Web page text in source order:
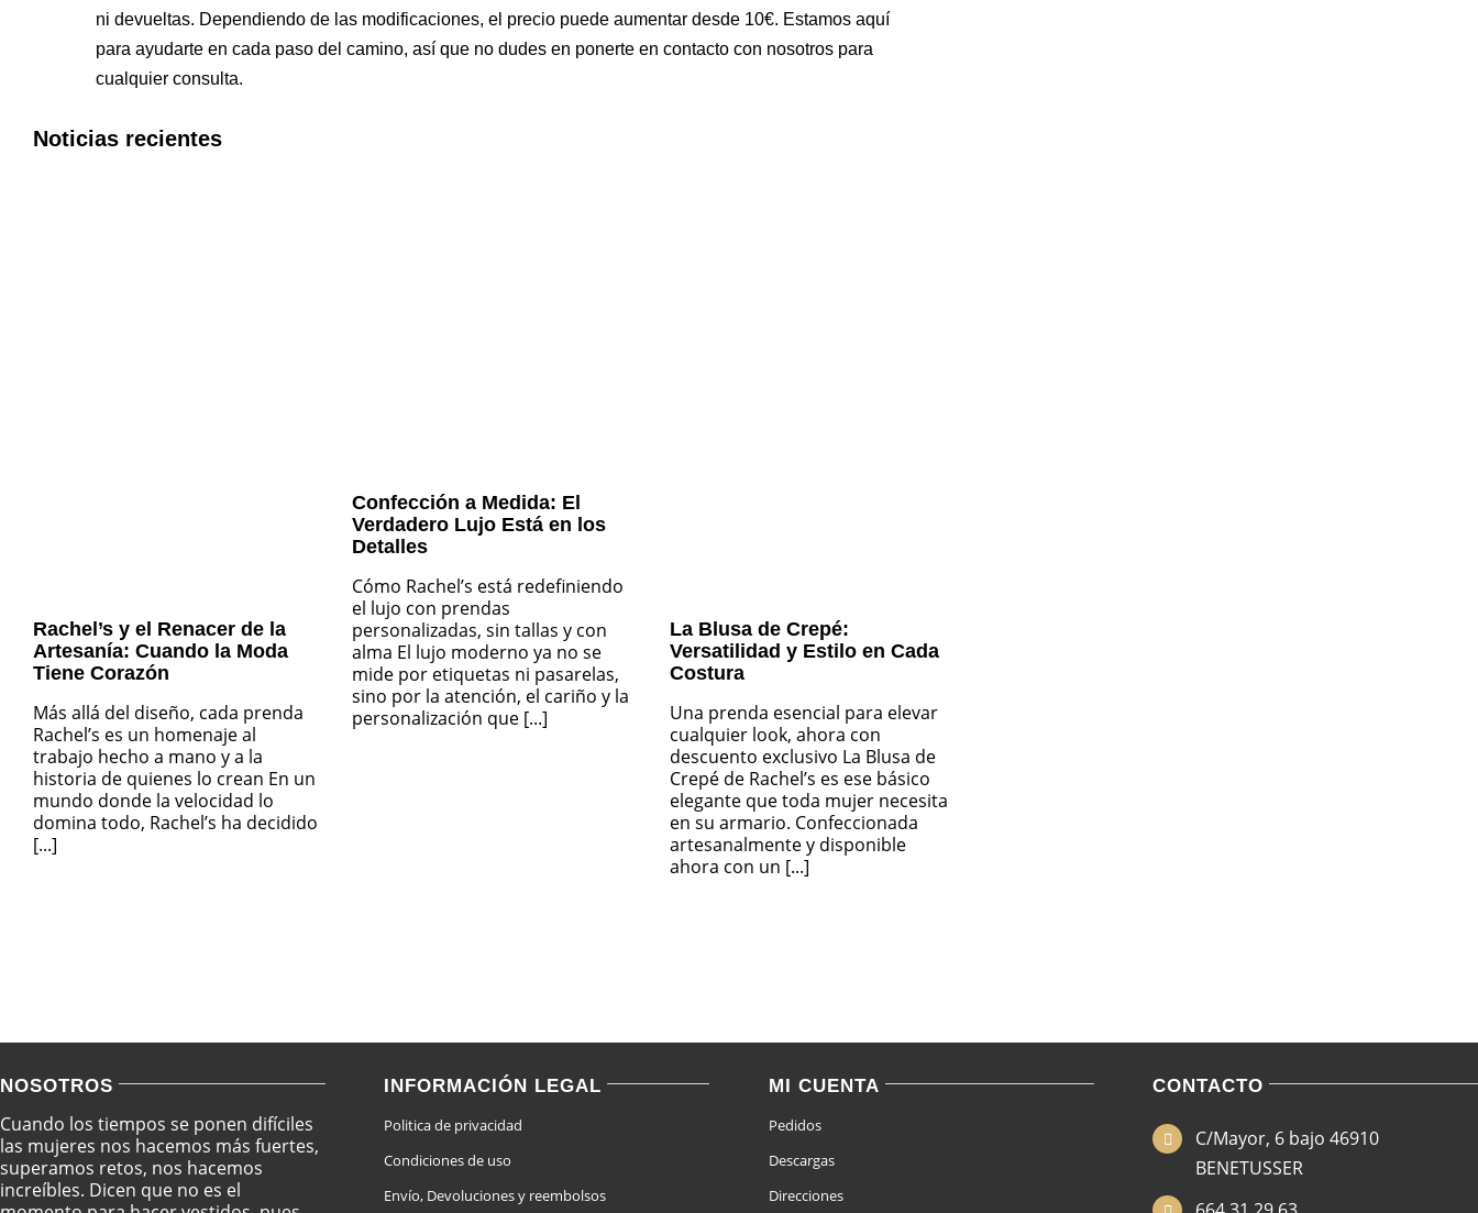
ni devueltas. Dependiendo de las modificaciones, el precio puede aumentar desde 10€. Estamos aquí
para ayudarte en cada paso del camino, así que no dudes en ponerte en contacto con nosotros para
cualquier consulta.
Noticias recientes
Rachel’s y el Renacer de la
Artesanía: Cuando la Moda
Tiene Corazón
Más allá del diseño, cada prenda
Rachel’s es un homenaje al
trabajo hecho a mano y a la
historia de quienes lo crean En un
mundo donde la velocidad lo
domina todo, Rachel’s ha decidido
[...]
Confección a Medida: El
Verdadero Lujo Está en los
Detalles
Cómo Rachel’s está redefiniendo
el lujo con prendas
personalizadas, sin tallas y con
alma El lujo moderno ya no se
mide por etiquetas ni pasarelas,
sino por la atención, el cariño y la
personalización que [...]
La Blusa de Crepé:
Versatilidad y Estilo en Cada
Costura
Una prenda esencial para elevar
cualquier look, ahora con
descuento exclusivo La Blusa de
Crepé de Rachel’s es ese básico
elegante que toda mujer necesita
en su armario. Confeccionada
artesanalmente y disponible
ahora con un [...]
NOSOTROS
Cuando los tiempos se ponen difíciles
las mujeres nos hacemos más fuertes,
superamos retos, nos hacemos
increíbles. Dicen que no es el
INFORMACIÓN LEGAL
Politica de privacidad
Condiciones de uso
Envío, Devoluciones y reembolsos
MI CUENTA
Pedidos
Descargas
Direcciones
CONTACTO
C/Mayor, 6 bajo 46910
BENETUSSER